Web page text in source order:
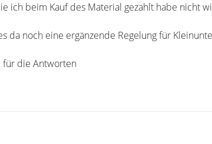
ich beim Kauf des Material gezahlt habe nicht
da noch eine ergänzende Regelung für
für die Antworten